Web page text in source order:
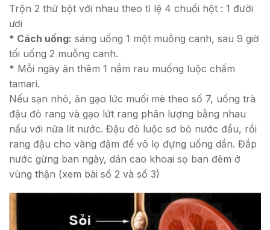
Trộn 2 thứ bột với nhau theo tỉ lệ 4 chuối hột : 1 đười
ươi
* Cách uống: sáng uống 1 một muỗng canh, sau 9 giờ
tối uống 2 muỗng canh.
* Mỗi ngày ăn thêm 1 nắm rau muống luộc chấm
tamari.
Nếu sạn nhỏ, ăn gạo lức muối mè theo số 7, uống trà
đậu đỏ rang và gạo lứt rang phân lượng bằng nhau
nấu với nửa lít nước. Đậu đỏ luộc sơ bỏ nước đầu, rồi
rang đậu cho vàng đậm để vô lọ đựng uống dần. Đắp
nước gừng ban ngày, dán cao khoai sọ ban đêm ở
vùng thận (xem bài số 2 và số 3)